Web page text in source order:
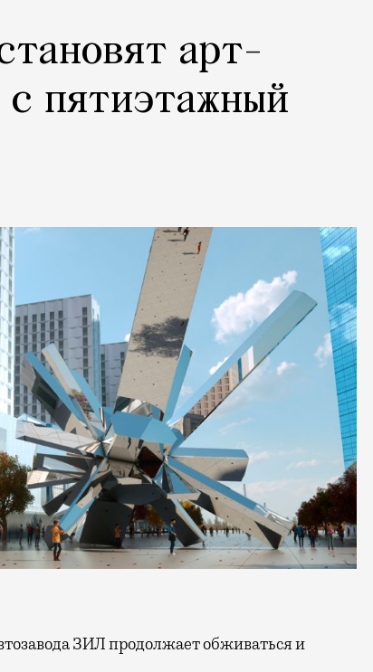
арт-
пятиэтажный